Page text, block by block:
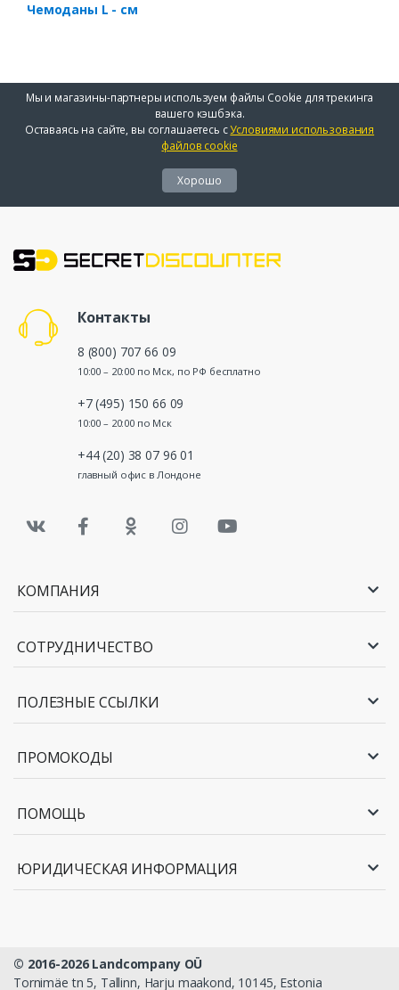
Чемоданы L - см
Мы и магазины-партнеры используем файлы Cookie для трекинга
вашего кэшбэка.
Оставаясь на сайте, вы соглашаетесь сУсловиями использования
файлов cookie
Хорошо
Контакты
8 (800) 707 66 09
10:00 – 20:00 по Мск, по РФ бесплатно
+7 (495) 150 66 09
10:00 – 20:00 по Мск
+44 (20) 38 07 96 01
главный офис в Лондоне
КОМПАНИЯ
СОТРУДНИЧЕСТВО
ПОЛЕЗНЫЕ ССЫЛКИ
ПРОМОКОДЫ
ПОМОЩЬ
ЮРИДИЧЕСКАЯ ИНФОРМАЦИЯ
© 2016-2026 Landcompany OÜ
Tornimäe tn 5, Tallinn, Harju maakond, 10145, Estonia